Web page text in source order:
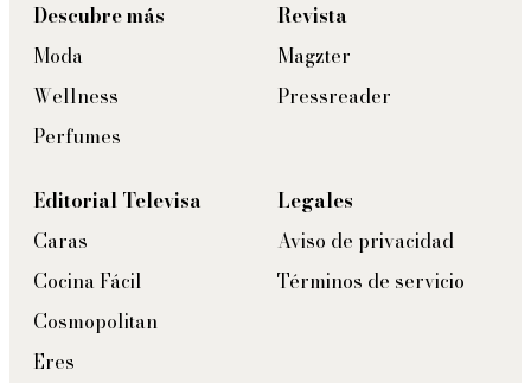
Descubre más
Moda
Wellness
Perfumes
Revista
Magzter
Pressreader
Editorial Televisa
Caras
Cocina Fácil
Cosmopolitan
Eres
Legales
Aviso de privacidad
Términos de servicio